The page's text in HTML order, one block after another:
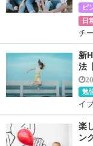
ピ
日
チ
新
法
勉
イ
楽
ン